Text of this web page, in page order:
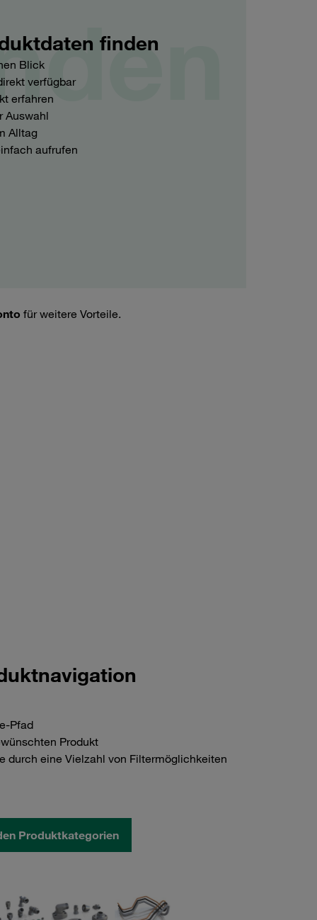
finden
Blick
verfügbar
erfahren
Auswahl
Alltag
aufrufen
für weitere Vorteile.
Pfad
Produkt
durch eine Vielzahl von Filtermöglichkeiten
Produktkategorien